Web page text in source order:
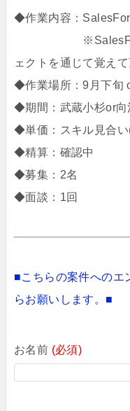
◆作業内容：
※SalesForceの
ェクトを通じて覚えて
◆作業場所：9月下旬
◆期間：武蔵小杉or向
◆単価：スキル見合
◆精算：確認中
◆募集：2名
◆面談：1回
■こちらの案件へのエ
らお願いします。■
お名前 (必須)